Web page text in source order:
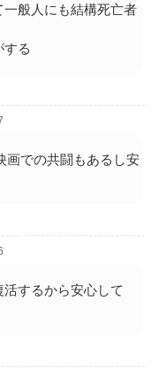
一般人にも結構死亡者
する
画での共闘もあるし安
するから安心して